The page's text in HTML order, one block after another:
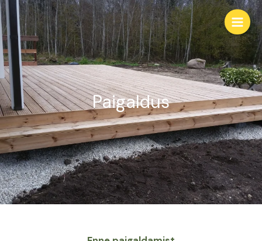
Paigaldus